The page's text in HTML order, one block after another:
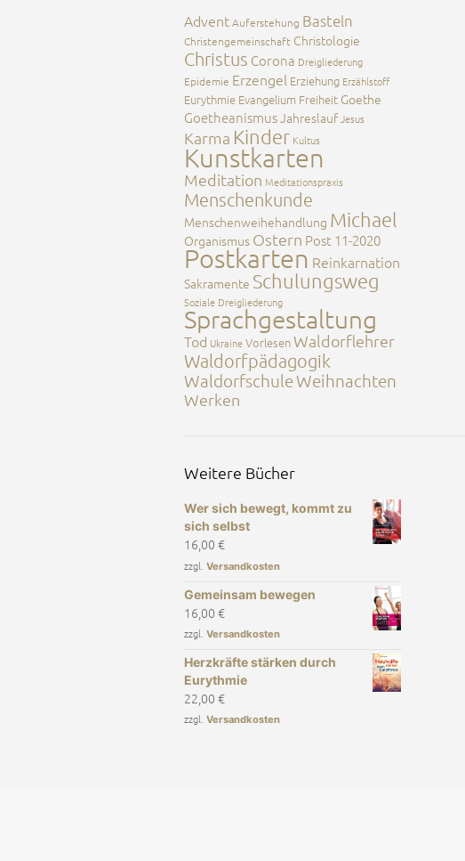
AdventAuferstehung Basteln
Christengemeinschaft Christologie
Christus Corona Dreigliederung
Epidemie Erzengel Erziehung Erzählstoff
Eurythmie Evangelium Freiheit Goethe
GoetheanismusJahreslaufJesus
Karma Kinder Kultus
Kunstkarten
Meditation Meditationspraxis
Menschenkunde
Menschenweihehandlung Michael
Organismus Ostern Post 11-2020
Postkarten Reinkarnation
Sakramente Schulungsweg
Soziale Dreigliederung
Sprachgestaltung
Tod UkraineVorlesenWaldorflehrer
Waldorfpädagogik
WaldorfschuleWeihnachten
Werken
Weitere Bücher
Wer sich bewegt, kommt zu
sich selbst
16,00 €
zzgl. Versandkosten
Gemeinsam bewegen
16,00 €
zzgl. Versandkosten
Herzkräfte stärken durch
Eurythmie
22,00 €
zzgl. Versandkosten